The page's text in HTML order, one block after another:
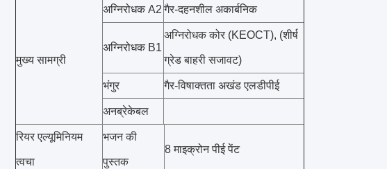
मुख्य सामग्री
अग्निरोधक A2 गैर-दहनशील अकार्बनिक
अग्निरोधक B1
अग्निरोधक कोर (KEOCT), (शीर्ष
ग्रेड बाहरी सजावट)
भंगुर गैर-विषाक्तता अखंड एलडीपीई
अनब्रेकेबल
रियर एल्यूमिनियम
त्वचा
भजन की
पुस्तक
8 माइक्रोन पीई पेंट